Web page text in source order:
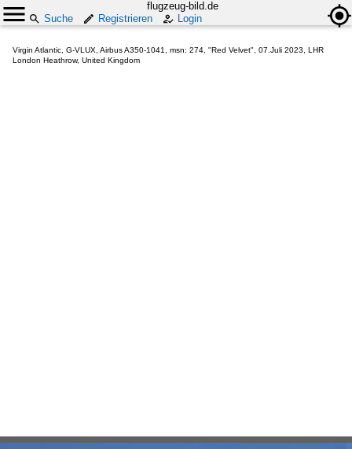
flugzeug-bild.de
Suche
Registrieren Login
Virgin Atlantic, G-VLUX, Airbus A350-1041, msn: 274, "Red Velvet", 07.Juli 2023, LHR
London Heathrow, United Kingdom